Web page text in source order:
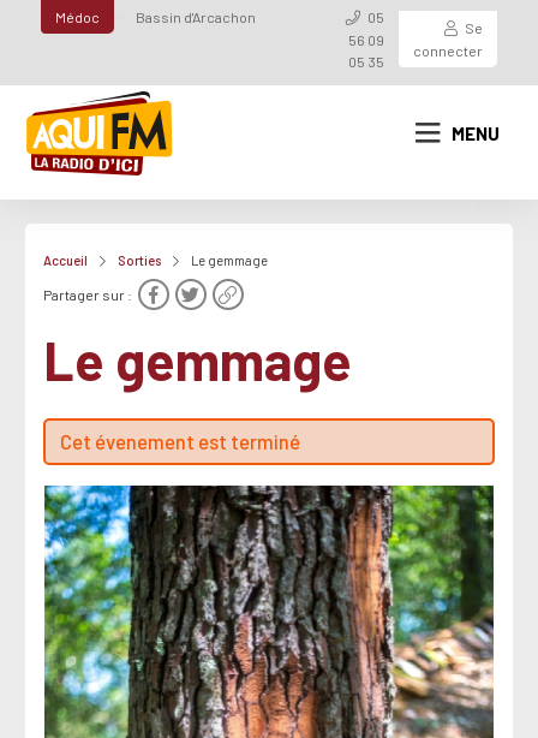
Médoc Bassin d'Arcachon
05
56 09
05 35
Se
connecter
MENU
Accueil Sorties Le gemmage
Partager sur :
Le gemmage
Cet évenement est terminé